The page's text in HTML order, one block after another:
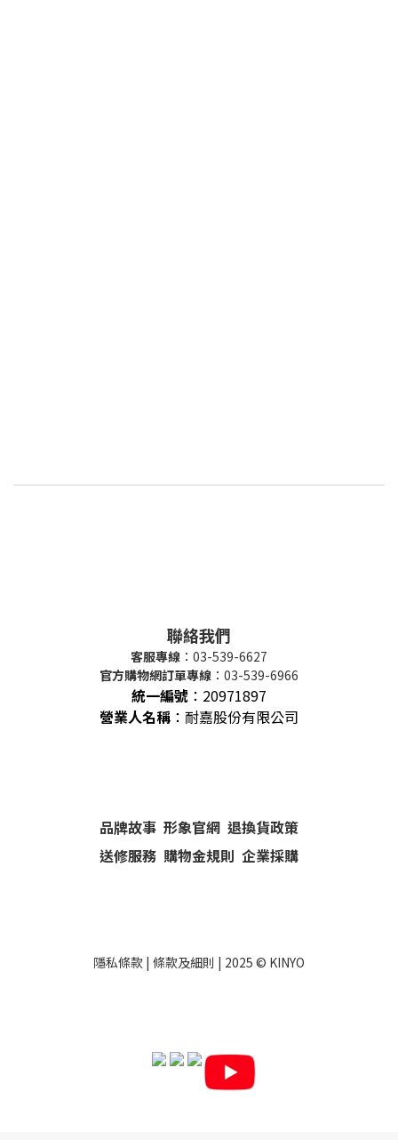
聯絡我們
客服專線 ：03-539-6627
官方購物網訂單專線 ：03-539-6966
統一編號 ： 20971897
營業人名稱 ：耐嘉股份有限公司
品牌故事 形象官網 退換貨政策
送修服務 購物金規則 企業採購
隱私條款 | 條款及細則 | 2025 © KINYO